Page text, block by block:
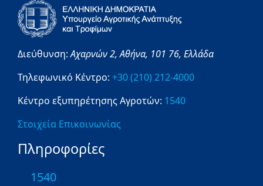
Διεύθυνση:Αχαρνών 2,Αθήνα, 101 76, Ελλάδα
Τηλεφωνικό Κέντρο: +30 (210) 212-4000
Κέντρο εξυπηρέτησης Αγροτών: 1540
Στοιχεία Επικοινωνίας
Πληροφορίες
1540